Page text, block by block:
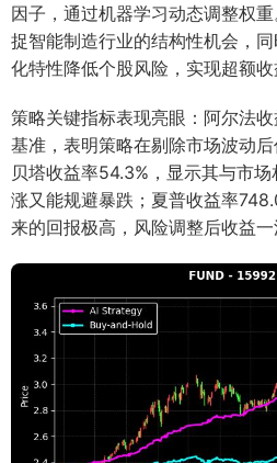
因子，通过机器学习动态调整权
捉智能制造行业的结构性机会，
化特性降低个股风险，实现超额收
策略关键指标表现亮眼：阿尔法
基准，表明策略在剔除市场波动
贝塔收益率54.3%，显示其与市
涨又能规避暴跌；夏普收益率
来的回报极高，风险调整后收益一